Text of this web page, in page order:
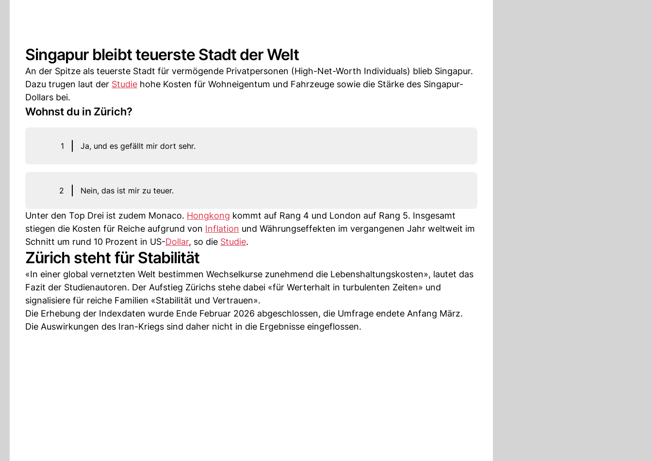
Singapur bleibt teuerste Stadt der Welt
An der Spitze als teuerste Stadt für vermögende Privatpersonen (High-Net-Worth Individuals) blieb Singapur.
Dazu trugen laut der Studie hohe Kosten für Wohneigentum und Fahrzeuge sowie die Stärke des Singapur-
Dollars bei.
Wohnst du in Zürich?
1 Ja, und es gefällt mir dort sehr.
2 Nein, das ist mir zu teuer.
Unter den Top Drei ist zudem Monaco. Hongkong kommt auf Rang 4 und London auf Rang 5. Insgesamt
stiegen die Kosten für Reiche aufgrund von Inflation und Währungseffekten im vergangenen Jahr weltweit im
Schnitt um rund 10 Prozent in US-Dollar, so die Studie.
Zürich steht für Stabilität
«In einer global vernetzten Welt bestimmen Wechselkurse zunehmend die Lebenshaltungskosten», lautet das
Fazit der Studienautoren. Der Aufstieg Zürichs stehe dabei «für Werterhalt in turbulenten Zeiten» und
signalisiere für reiche Familien «Stabilität und Vertrauen».
Die Erhebung der Indexdaten wurde Ende Februar 2026 abgeschlossen, die Umfrage endete Anfang März.
Die Auswirkungen des Iran-Kriegs sind daher nicht in die Ergebnisse eingeflossen.